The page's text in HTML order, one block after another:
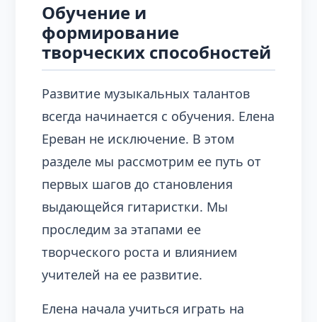
Обучение и
формирование
творческих способностей
Развитие музыкальных талантов
всегда начинается с обучения. Елена
Ереван не исключение. В этом
разделе мы рассмотрим ее путь от
первых шагов до становления
выдающейся гитаристки. Мы
проследим за этапами ее
творческого роста и влиянием
учителей на ее развитие.
Елена начала учиться играть на